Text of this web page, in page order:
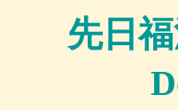
先日